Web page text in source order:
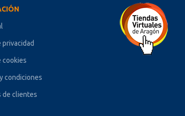
privacidad
cookies
condiciones
de clientes